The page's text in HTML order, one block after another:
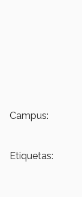
Campus:
Etiquetas: